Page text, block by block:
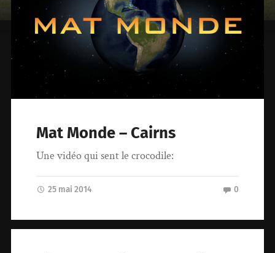
Mat Monde – Cairns
Une vidéo qui sent le crocodile:
25 mai 2014 0